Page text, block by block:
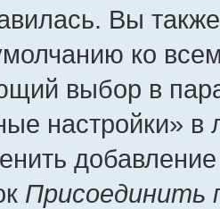
Вы
ко
выбор в
настройки»
Присоединить